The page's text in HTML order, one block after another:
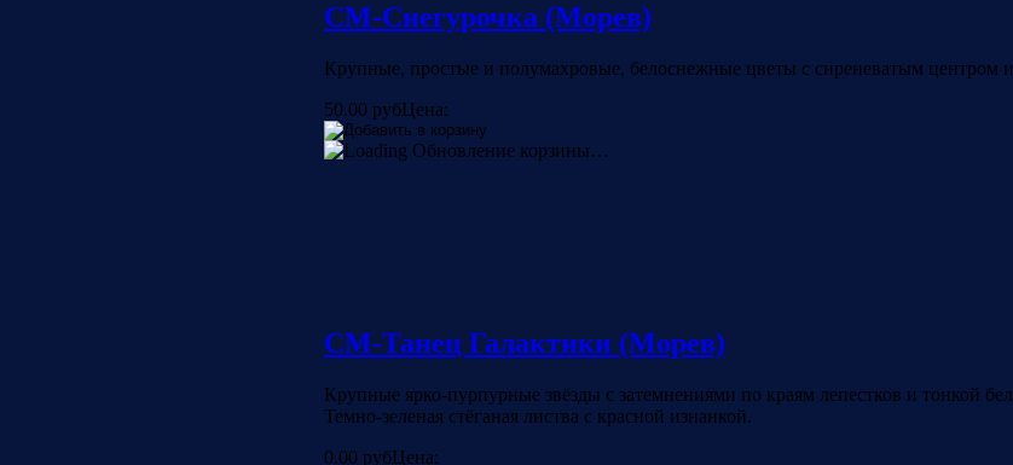
СМ-Снегурочка (Морев)
Крупные, простые и полумахровые, белоснежные цветы с сиреневатым центром
50.00 рубЦена:
Обновление корзины…
СМ-Танец Галактики (Морев)
Крупные ярко-пурпурные звёзды с затемнениями по краям лепестков и тонкой
Темно-зеленая стёганая листва с красной изнанкой.
0.00 рубЦена: